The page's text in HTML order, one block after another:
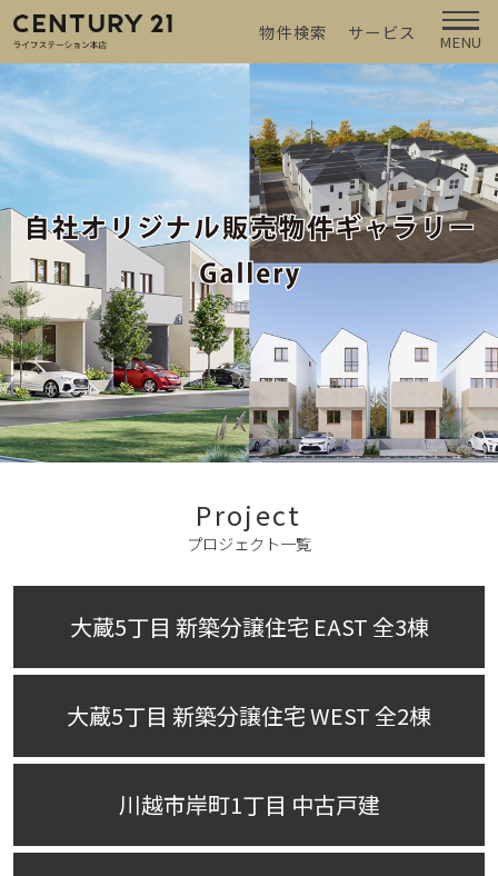
物件検索 サービス MENU
Project
プロジェクト一覧
大蔵5丁目 新築分譲住宅 EAST 全3棟
大蔵5丁目 新築分譲住宅 WEST 全2棟
川越市岸町1丁目 中古戸建